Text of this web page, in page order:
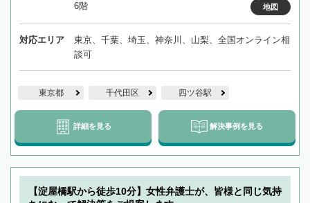
6階
地図
対応エリア
東京、千葉、埼玉、神奈川、山梨、全国オンライン相
談可
東京都 千代田区 四ツ谷駅
詳細を見る 解決事例を見る
【淀屋橋駅から徒歩10分】女性弁護士が、皆様と同じ気持